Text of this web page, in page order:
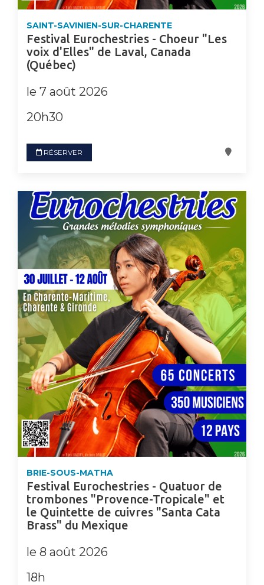
SAINT-SAVINIEN-SUR-CHARENTE
Festival Eurochestries - Choeur "Les
voix d'Elles" de Laval, Canada
(Québec)
le 7 août 2026
20h30
RÉSERVER
BRIE-SOUS-MATHA
Festival Eurochestries - Quatuor de
trombones "Provence-Tropicale" et
le Quintette de cuivres "Santa Cata
Brass" du Mexique
le 8 août 2026
18h